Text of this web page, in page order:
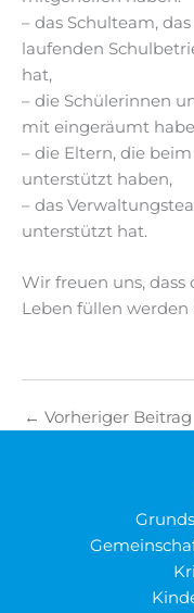
– das Schulteam,
laufenden
hat,
– die Schülerinnen
mit eingeräumt
– die Eltern, die
unterstützt haben,
– das
unterstützt hat.
Wir freuen uns,
Leben füllen werden
← Vorheriger Beitrag